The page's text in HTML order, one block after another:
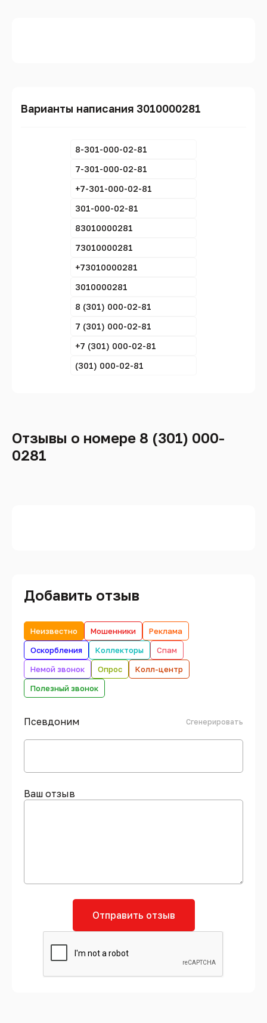
Варианты написания 3010000281
8-301-000-02-81
7-301-000-02-81
+7-301-000-02-81
301-000-02-81
83010000281
73010000281
+73010000281
3010000281
8 (301) 000-02-81
7 (301) 000-02-81
+7 (301) 000-02-81
(301) 000-02-81
Отзывы о номере 8 (301) 000-
0281
Добавить отзыв
Неизвестно Мошенники
Реклама
Оскорбления
Коллекторы
Спам
Немой звонок
Опрос
Колл-центр
Полезный звонок
Псевдоним Сгенерировать
Ваш отзыв
Отправить отзыв